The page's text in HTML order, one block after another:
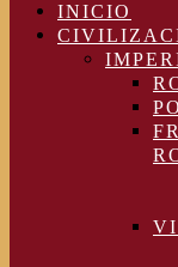
INICIO